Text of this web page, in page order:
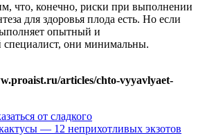
что, конечно, риски при выполнении
для здоровья плода есть. Но если
опытный и
они минимальны.
articles/chto-vyyavlyaet-
от сладкого
— 12 неприхотливых экзотов